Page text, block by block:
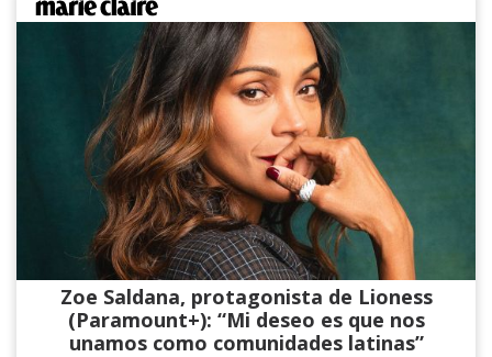
Zoe Saldana, protagonista de Lioness
(Paramount+): “Mi deseo es que nos
unamos como comunidades latinas”